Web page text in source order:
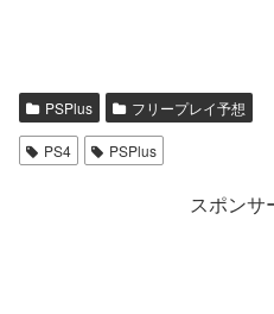
PSPlus フリープレイ予想
PS4 PSPlus
スポンサ